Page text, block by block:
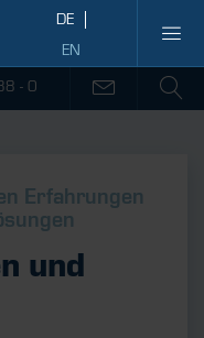
- 0
Erfahrungen
und